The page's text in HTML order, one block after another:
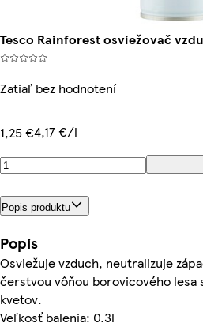
Tesco Rainforest osviežovač
Zatiaľ bez hodnotení
1,25 €4,17 €/l
Popis produktu
Popis
Osviežuje vzduch, neutralizuje
čerstvou vôňou borovicového lesa
kvetov.
Veľkosť balenia: 0.3l